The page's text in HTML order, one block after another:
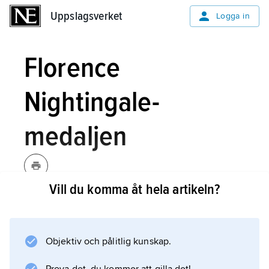
Uppslagsverket Logga in
Florence
Nightingale-
medaljen
Florence Nightingale-medaljen
Florence Nightingale,medalj instiftad
Vill du komma åt hela artikeln?
Objektiv och pålitlig kunskap.